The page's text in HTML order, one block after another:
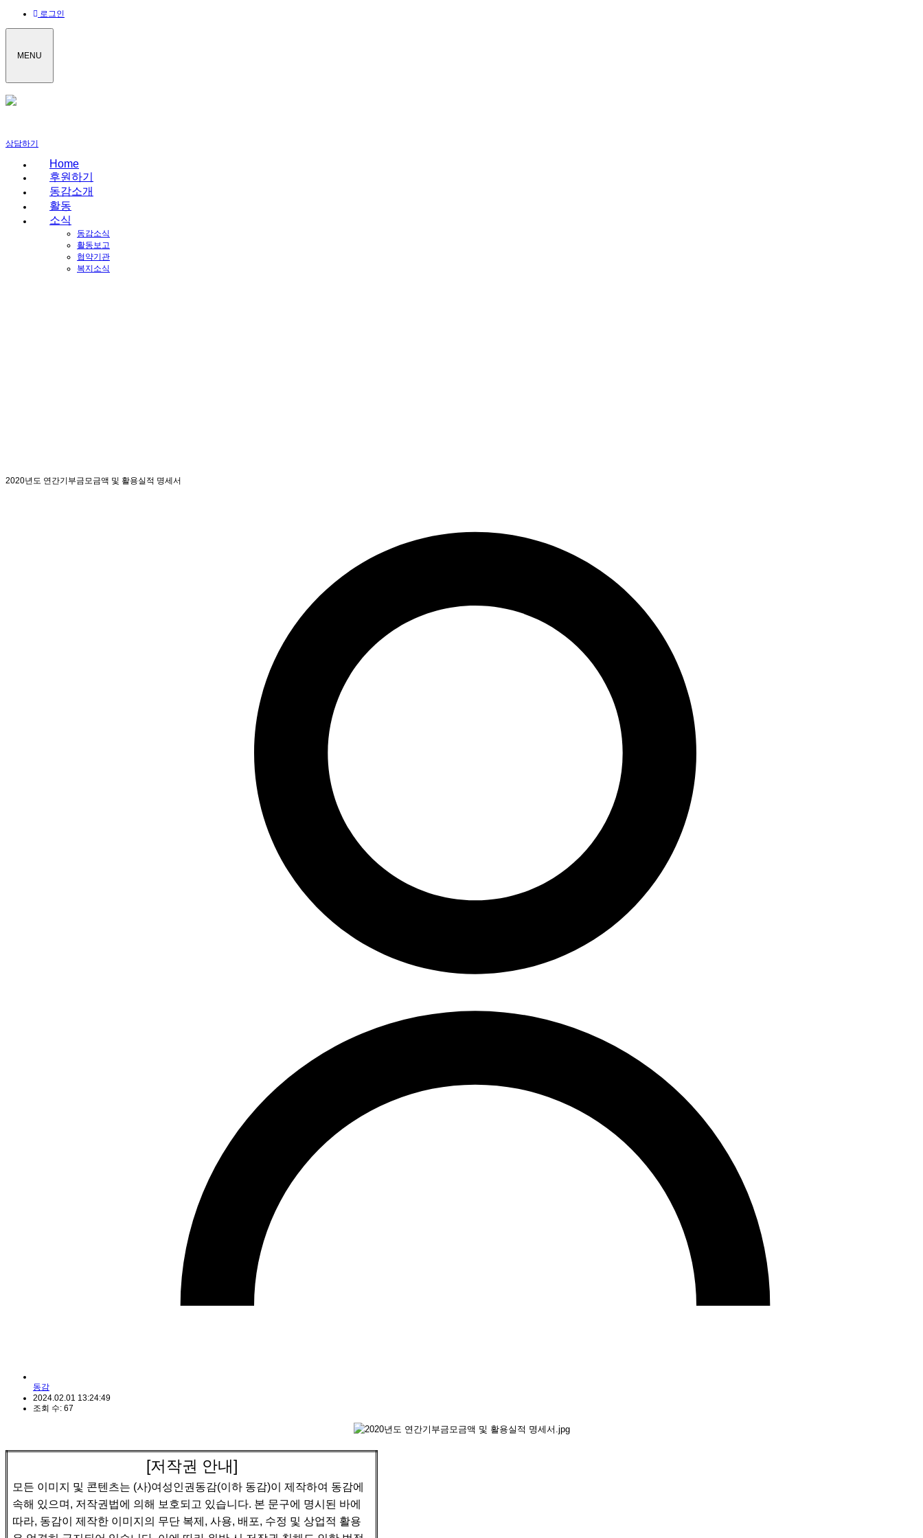
로그인
MENU
상담하기
Home
후원하기
동감소개
활동
소식
동감소식
활동보고
협약기관
복지소식
2020년도 연간기부금모금액 및 활용실적 명세서
동감
2024.02.01 13:24:49
조회 수: 67
[저작권 안내]
모든 이미지 및 콘텐츠는 (사)여성인권동감(이하 동감)이 제작하여 동감에
속해 있으며 , 저작권법에 의해 보호되고 있습니다. 본 문구에 명시된 바에
따라, 동감이 제작한 이미지의 무단 복제 , 사용, 배포, 수정 및 상업적 활용